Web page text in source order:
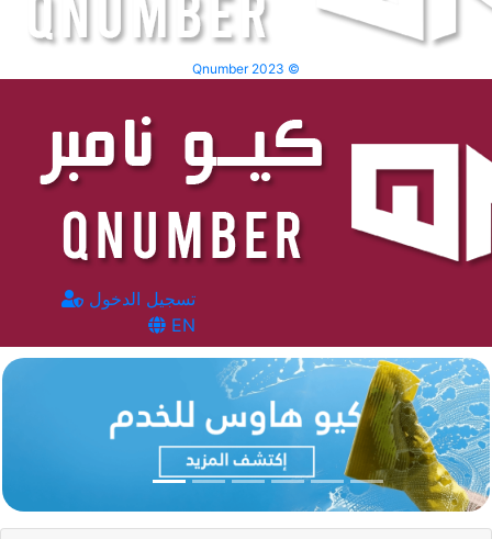
Qnumber 2023 ©
تسجيل الدخول
EN